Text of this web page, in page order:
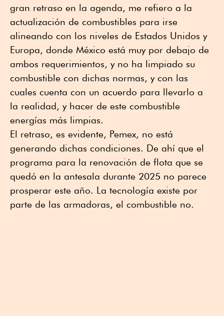
gran retraso en la agenda, me refiero a la
actualización de combustibles para irse
alineando con los niveles de Estados Unidos y
Europa, donde México está muy por debajo de
ambos requerimientos, y no ha limpiado su
combustible con dichas normas, y con las
cuales cuenta con un acuerdo para llevarlo a
la realidad, y hacer de este combustible
energías más limpias.
El retraso, es evidente, Pemex, no está
generando dichas condiciones. De ahí que el
programa para la renovación de flota que se
quedó en la antesala durante 2025 no parece
prosperar este año. La tecnología existe por
parte de las armadoras, el combustible no.